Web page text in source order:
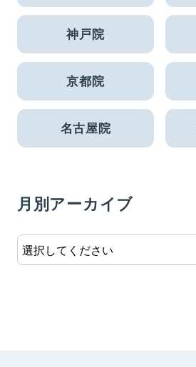
神戸院
京都院
名古屋院
月別アーカイブ